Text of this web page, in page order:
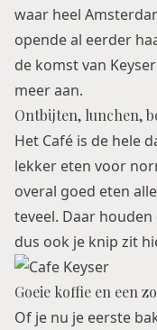
waar heel
opende al eerder
de komst van
meer aan.
Ontbijten, lunchen,
Het Café is de hele
lekker eten voor
overal goed eten
teveel. Daar houden
dus ook je knip zit
Goeie koffie en een
Of je nu je eerste